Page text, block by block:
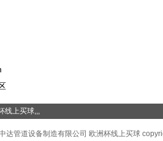
线上买球,,,
达管道设备制造有限公司 欧洲杯线上买球